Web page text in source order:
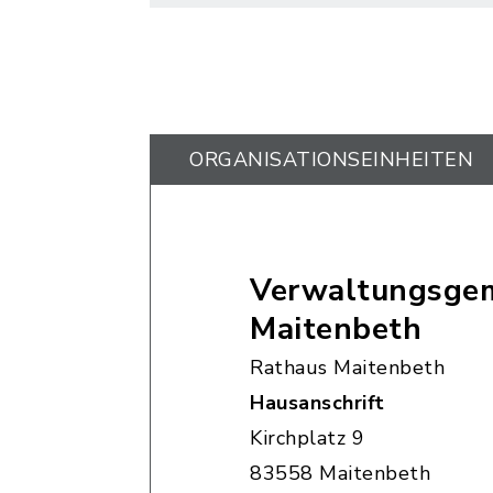
ORGANISATIONS­EINHEITEN
Maitenbeth
Rathaus Maitenbeth
Hausanschrift
Kirchplatz 9
83558 Maitenbeth